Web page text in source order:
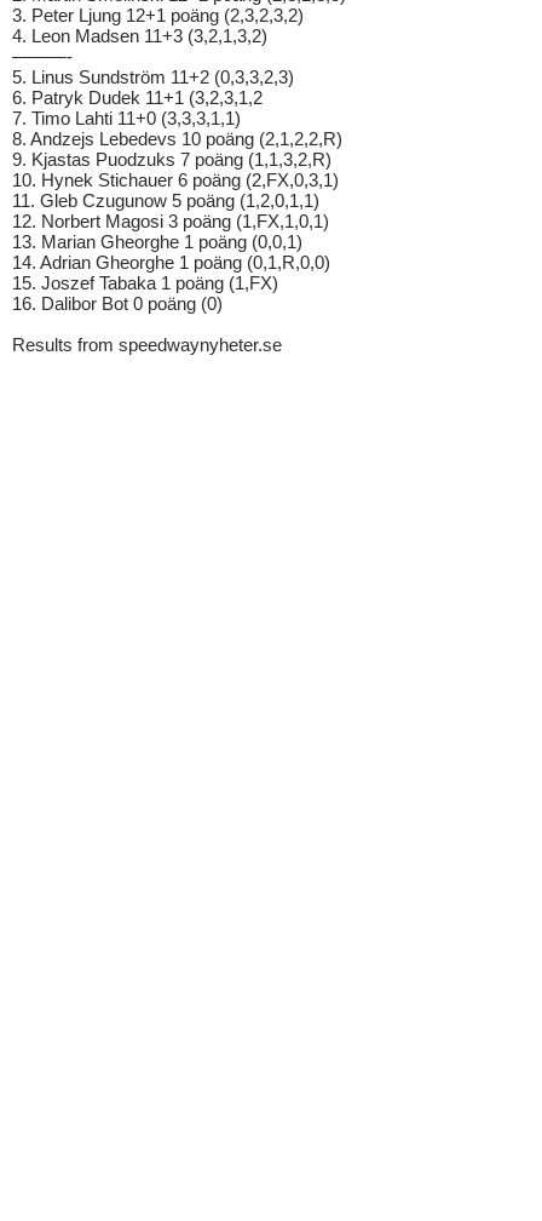
3. Peter Ljung 12+1 poäng (2,3,2,3,2)
4. Leon Madsen 11+3 (3,2,1,3,2)
———-
5. Linus Sundström 11+2 (0,3,3,2,3)
6. Patryk Dudek 11+1 (3,2,3,1,2
7. Timo Lahti 11+0 (3,3,3,1,1)
8. Andzejs Lebedevs 10 poäng (2,1,2,2,R)
9. Kjastas Puodzuks 7 poäng (1,1,3,2,R)
10. Hynek Stichauer 6 poäng (2,FX,0,3,1)
11. Gleb Czugunow 5 poäng (1,2,0,1,1)
12. Norbert Magosi 3 poäng (1,FX,1,0,1)
13. Marian Gheorghe 1 poäng (0,0,1)
14. Adrian Gheorghe 1 poäng (0,1,R,0,0)
15. Joszef Tabaka 1 poäng (1,FX)
16. Dalibor Bot 0 poäng (0)
Results from speedwaynyheter.se